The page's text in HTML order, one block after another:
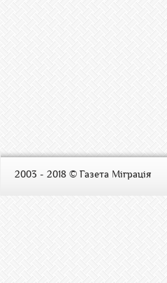
2003 - 2018 © Газета Міграція